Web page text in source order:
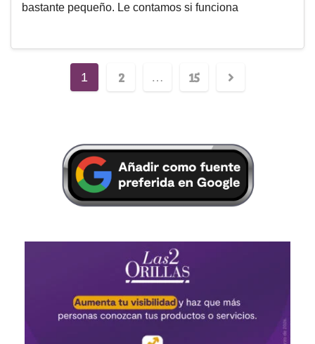
bastante pequeño. Le contamos si funciona
1 2 … 15